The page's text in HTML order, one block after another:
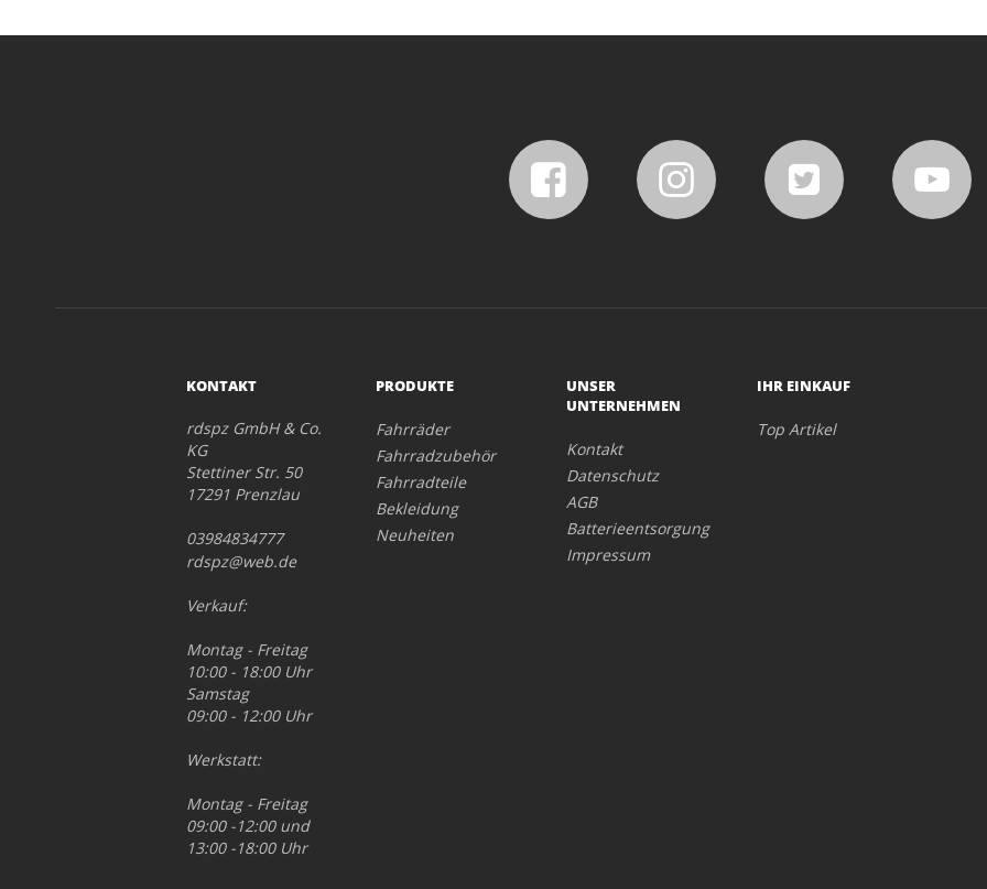
KONTAKT
rdspz GmbH & Co.
KG
Stettiner Str. 50
17291 Prenzlau
03984834777
rdspz@web.de
Verkauf:
Montag - Freitag
10:00 - 18:00 Uhr
Samstag
09:00 - 12:00 Uhr
Werkstatt:
Montag - Freitag
09:00 -12:00 und
13:00 -18:00 Uhr
PRODUKTE
Fahrräder
Fahrradzubehör
Fahrradteile
Bekleidung
Neuheiten
UNSER
UNTERNEHMEN
Kontakt
Datenschutz
AGB
Batterieentsorgung
Impressum
IHR EINKAUF
Top Artikel